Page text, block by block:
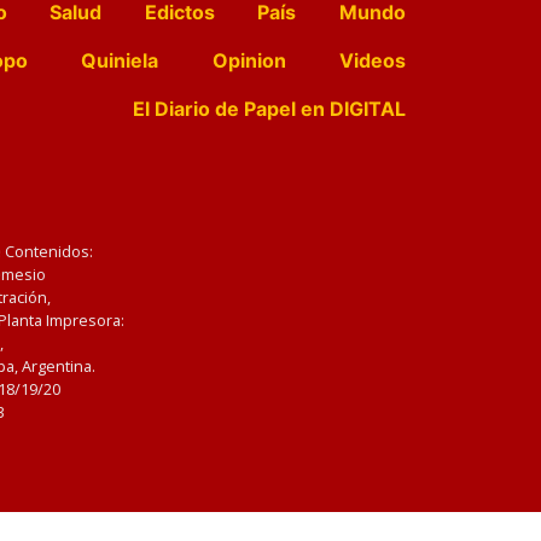
Salud Edictos País
Mundo
Quiniela Opinion
Videos
El Diario de Papel en DIGITAL
Impresora:
Argentina.
19/20